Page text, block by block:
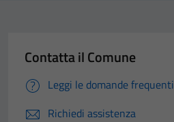
Contatta il Comune
Leggi le domande frequenti
Richiedi assistenza